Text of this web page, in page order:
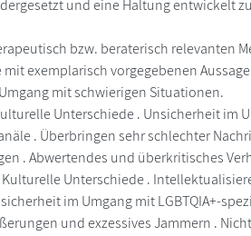
und eine Haltung entwickelt
bzw. beraterisch relevanten
exemplarisch vorgegebenen
mit schwierigen Situationen.
Unterschiede . Unsicherheit im
. Überbringen sehr schlechter
. Abwertendes und überkritisches
Unterschiede .
im Umgang mit LGBTQIA+-
und exzessives Jammern .